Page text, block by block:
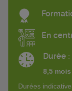
En
Durée :
8,5
Durées